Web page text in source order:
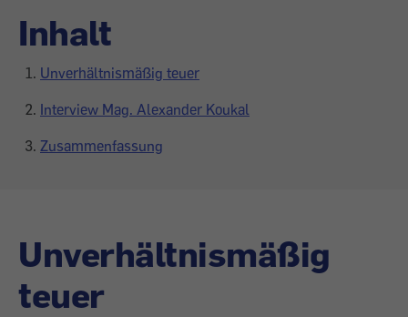
Inhalt
Unverhältnismäßig teuer
Interview Mag. Alexander Koukal
Zusammenfassung
Unverhältnismäßig
teuer